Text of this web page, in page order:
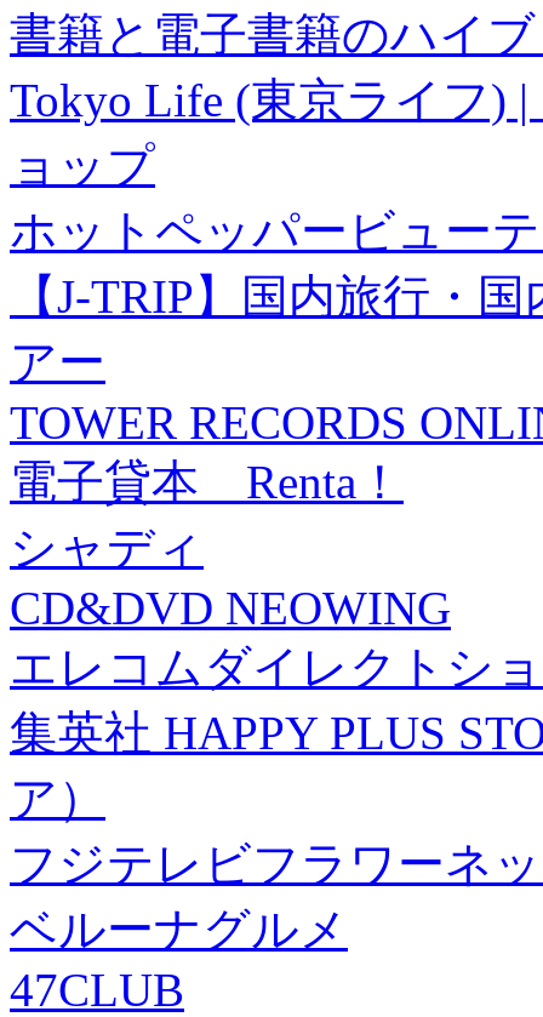
書籍と電子書籍のハイ
Tokyo Life (東京ライフ)
ョップ
ホットペッパービュー
【J-TRIP】国内旅行・
アー
TOWER RECORDS
電子貸本 Renta！
シャディ
CD&DVD NEOWING
エレコムダイレクトシ
集英社 HAPPY PLUS
ア）
フジテレビフラワーネ
ベルーナグルメ
47CLUB